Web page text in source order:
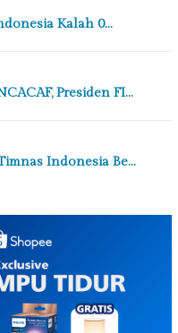
Kalah 0…
Presiden FI…
Indonesia Be…